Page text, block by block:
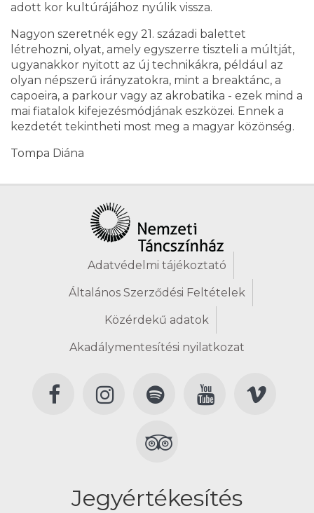
adott kor kultúrájához nyúlik vissza.
Nagyon szeretnék egy 21. századi balettet
létrehozni, olyat, amely egyszerre tiszteli a múltját,
ugyanakkor nyitott az új technikákra, például az
olyan népszerű irányzatokra, mint a breaktánc, a
capoeira, a parkour vagy az akrobatika - ezek mind a
mai fiatalok kifejezésmódjának eszközei. Ennek a
kezdetét tekintheti most meg a magyar közönség.
Tompa Diána
Adatvédelmi tájékoztató
Általános Szerződési Feltételek
Közérdekű adatok
Akadálymentesítési nyilatkozat
Jegyértékesítés